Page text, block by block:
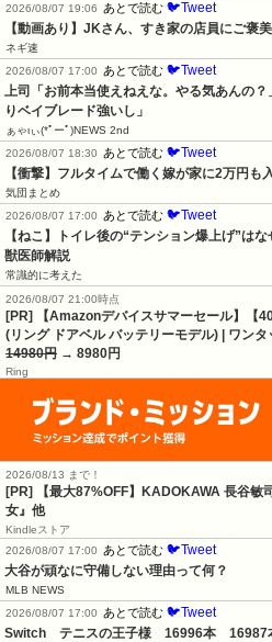
2026/08/07 19:06
あとで読む 🐦Tweet
【動画あり】JKさん、すき家の店員にご褒
ネギ速
2026/08/07 17:00
あとで読む 🐦Tweet
上司「お前本当使えねえな。やる気あんの
りベイブレード強いし」
ぁゃιぃ(*ﾟーﾟ)NEWS 2nd
2026/08/07 18:30
あとで読む 🐦Tweet
【衝撃】フルタイムで働く嫁が家に2万円も
気団まとめ
2026/08/07 17:00
あとで読む 🐦Tweet
【ねこ】トイレ後の“テンション爆上げ”は
獣医師解説
常識的に考えた
2026/08/07 21:00時点
[PR] 【Amazonデバイスサマーセール】【
(リング ドアベル バッテリーモデル) | ワン
14980円 → 8980円
Ring
2026/08/13 まで！
[PR] 【最大87%OFF】KADOKAWA 長谷敏
女』他
Kindleストア
2026/08/07 17:00
あとで読む 🐦Tweet
大谷が頑なに守備しない理由って何？
MLB NEWS
2026/08/07 17:00
あとで読む 🐦Tweet
Switch　テニスの王子様　16996本　16987